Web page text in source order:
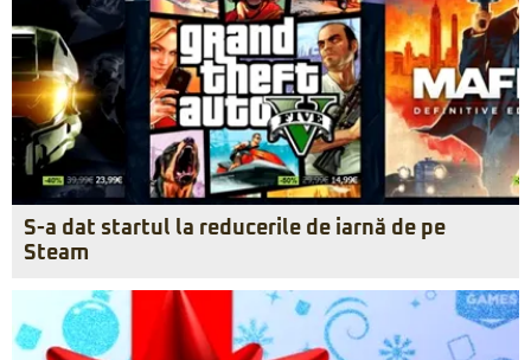
S-a dat startul la reducerile de iarnă de pe
Steam